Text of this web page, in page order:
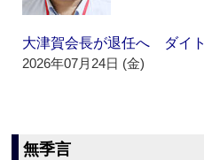
大津賀会長が退任へ ダイト
2026年07月24日 (金)
無季言